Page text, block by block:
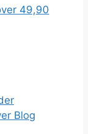
49,90
Blog